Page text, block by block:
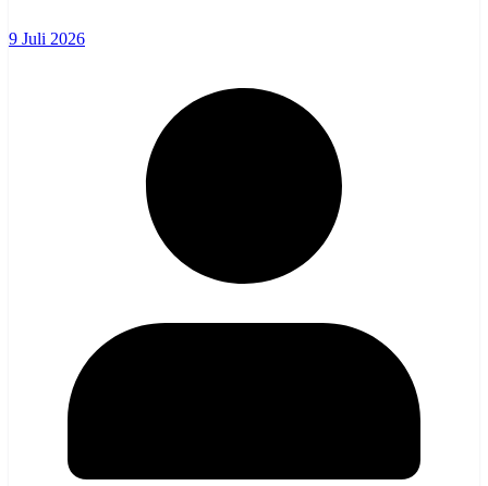
9 Juli 2026